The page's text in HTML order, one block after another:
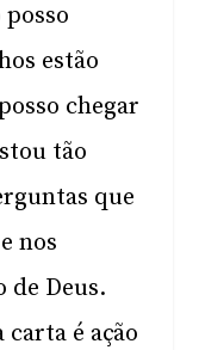
estão
chegar
tão
que
nos
de Deus.
carta é ação